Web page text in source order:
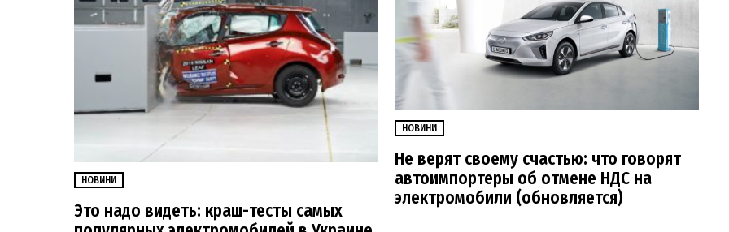
НОВИНИ
Это надо видеть: краш-тесты самых
НОВИНИ
Не верят своему счастью: что говорят
автоимпортеры об отмене НДС на
электромобили (обновляется)